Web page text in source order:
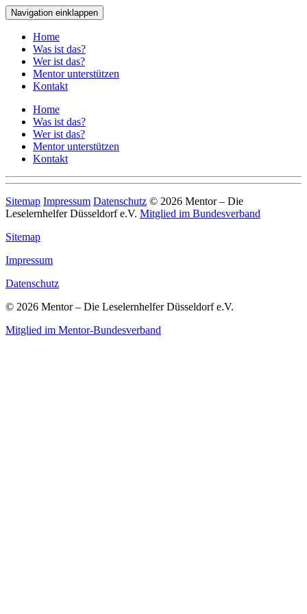
Navigation einklappen
Home
Was ist das?
Wer ist das?
Mentor unterstützen
Kontakt
Home
Was ist das?
Wer ist das?
Mentor unterstützen
Kontakt
Sitemap Impressum Datenschutz © 2026 Mentor – Die
Leselernhelfer Düsseldorf e.V. Mitglied im Bundesverband
Sitemap
Impressum
Datenschutz
© 2026 Mentor – Die Leselernhelfer Düsseldorf e.V.
Mitglied im Mentor-Bundesverband